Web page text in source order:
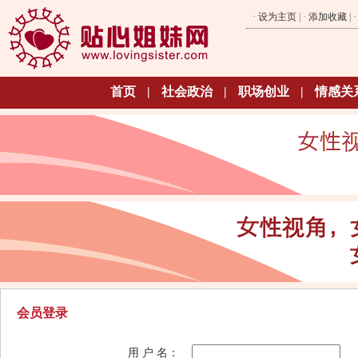
· 设为主页 | · 添加收藏 | ·
首页 | 社会政治 | 职场创业 | 情感关
会员登录
用 户 名：